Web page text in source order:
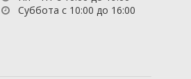
Суббота с 10:00 до 16:00